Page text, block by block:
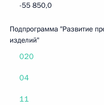
-55 850,0
Подпрограмма "Развитие
изделий"
020
04
11